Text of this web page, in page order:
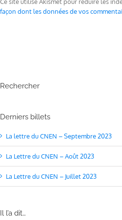
façon dont les données de vos
Rechercher
Derniers billets
La lettre du CNEN – Septembre 2023
La Lettre du CNEN – Août 2023
La Lettre du CNEN – Juillet 2023
Il l’a dit…